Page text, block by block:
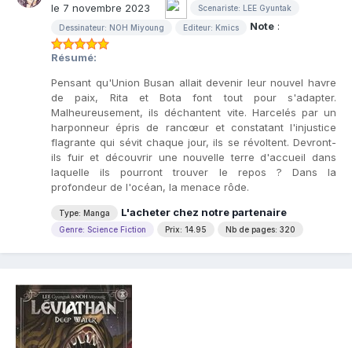
le 7 novembre 2023 Scenariste: LEE Gyuntak
Dessinateur: NOH Miyoung Editeur: Kmics Note :
Résumé:
Pensant qu'Union Busan allait devenir leur nouvel havre
de paix, Rita et Bota font tout pour s'adapter.
Malheureusement, ils déchantent vite. Harcelés par un
harponneur épris de rancœur et constatant l'injustice
flagrante qui sévit chaque jour, ils se révoltent. Devront-
ils fuir et découvrir une nouvelle terre d'accueil dans
laquelle ils pourront trouver le repos ? Dans la
profondeur de l'océan, la menace rôde.
Type: Manga L'acheter chez notre partenaire
Genre: Science Fiction Prix: 14.95 Nb de pages: 320